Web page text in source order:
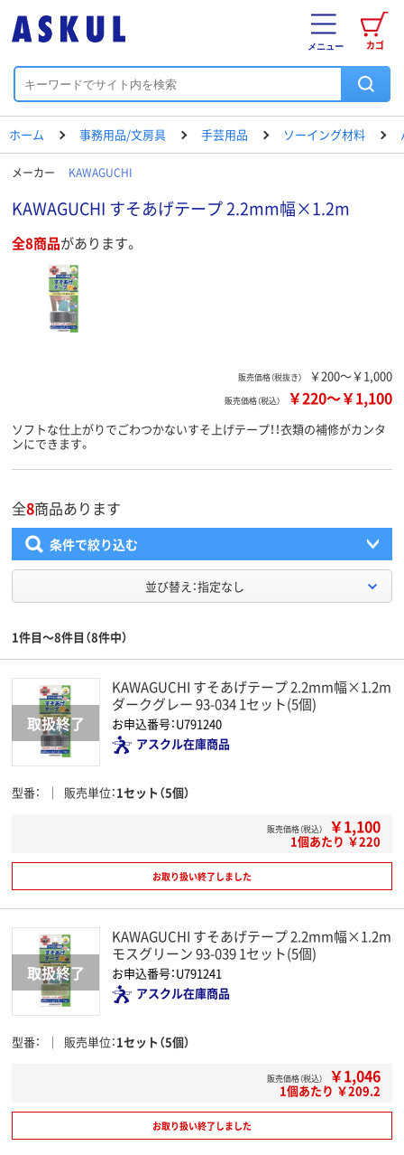
カゴ
メニュー
ホーム 事務用品/文房具 手芸用品 ソーイング材料
メーカー KAWAGUCHI
KAWAGUCHI すそあげテープ 2.2mm幅×1.2m
全8商品があります。
販売価格（税抜き） ￥200～￥1,000
販売価格（税込） ￥220～￥1,100
ソフトな仕上がりでごわつかないすそ上げテープ！！衣類の補修がカンタ
ンにできます。
全8商品あります
条件で絞り込む
並び替え：指定なし
1件目～8件目（8件中）
KAWAGUCHI すそあげテープ 2.2mm幅×1.2m
ダークグレー 93-034 1セット(5個)
お申込番号：U791240
アスクル在庫商品
型番 販売単位 1セット（5個）
販売価格（税込） ￥1,100
1個あたり ￥220
お取り扱い終了しました
KAWAGUCHI すそあげテープ 2.2mm幅×1.2m
モスグリーン 93-039 1セット(5個)
お申込番号：U791241
アスクル在庫商品
型番 販売単位 1セット（5個）
販売価格（税込） ￥1,046
1個あたり ￥209.2
お取り扱い終了しました